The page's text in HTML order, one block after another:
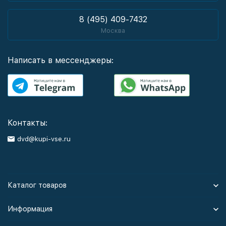
8 (495) 409-7432
Москва
Написать в мессенджеры:
Контакты:
dvd@kupi-vse.ru
Каталог товаров
Информация